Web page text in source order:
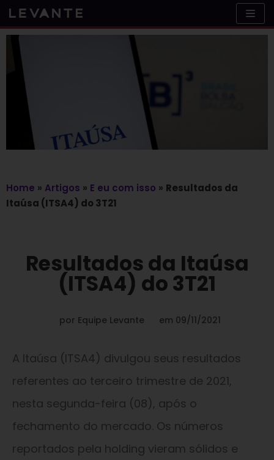
Skip
to
content
Home » Artigos » E eu com isso » Resultados da
Itaúsa (ITSA4) do 3T21
Resultados da Itaúsa
(ITSA4) do 3T21
por Equipe Levante em 09/11/2021
A Itaúsa (ITSA4) divulgou seus resultados
referentes ao terceiro trimestre de 2021,
nesta segunda-feira (08), após o
fechamento do mercado. Os números
reportados pela holding vieram sólidos e